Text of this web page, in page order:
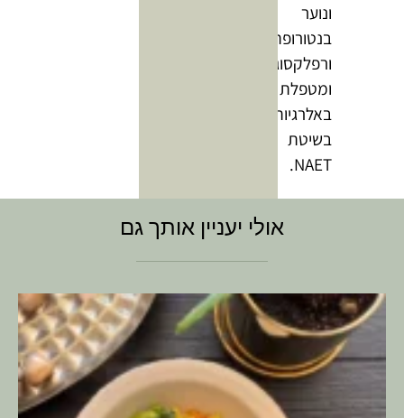
ונוער
בנטורופתיה
ורפלקסוגיה
ומטפלת
באלרגיות
בשיטת
NAET.
אולי יעניין אותך גם